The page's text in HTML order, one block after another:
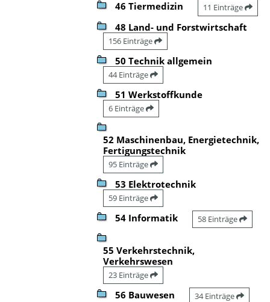
46 Tiermedizin 11 Einträge
48 Land- und Forstwirtschaft
156 Einträge
50 Technik allgemein
44 Einträge
51 Werkstoffkunde
6 Einträge
52 Maschinenbau, Energietechnik,
Fertigungstechnik
95 Einträge
53 Elektrotechnik
59 Einträge
54 Informatik 58 Einträge
55 Verkehrstechnik,
Verkehrswesen
23 Einträge
56 Bauwesen 34 Einträge